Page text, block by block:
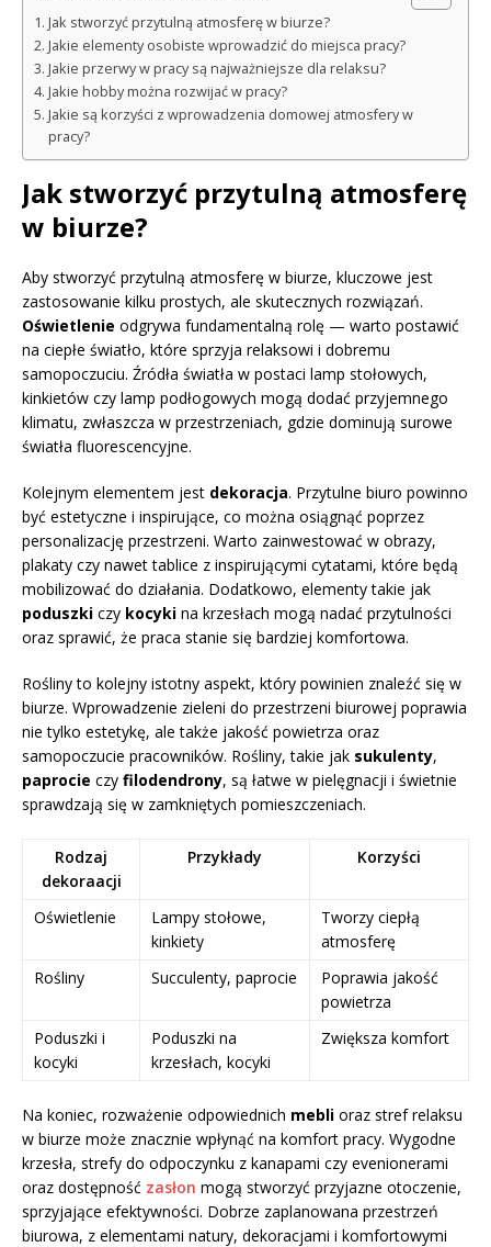
Jak stworzyć przytulną atmosferę w biurze?
Jakie elementy osobiste wprowadzić do miejsca pracy?
Jakie przerwy w pracy są najważniejsze dla relaksu?
Jakie hobby można rozwijać w pracy?
Jakie są korzyści z wprowadzenia domowej atmosfery w
pracy?
Jak stworzyć przytulną atmosferę
w biurze?
Aby stworzyć przytulną atmosferę w biurze, kluczowe jest
zastosowanie kilku prostych, ale skutecznych rozwiązań.
Oświetlenie odgrywa fundamentalną rolę — warto postawić
na ciepłe światło, które sprzyja relaksowi i dobremu
samopoczuciu. Źródła światła w postaci lamp stołowych,
kinkietów czy lamp podłogowych mogą dodać przyjemnego
klimatu, zwłaszcza w przestrzeniach, gdzie dominują surowe
światła fluorescencyjne.
Kolejnym elementem jest dekoracja. Przytulne biuro powinno
być estetyczne i inspirujące, co można osiągnąć poprzez
personalizację przestrzeni. Warto zainwestować w obrazy,
plakaty czy nawet tablice z inspirującymi cytatami, które będą
mobilizować do działania. Dodatkowo, elementy takie jak
poduszki czy kocyki na krzesłach mogą nadać przytulności
oraz sprawić, że praca stanie się bardziej komfortowa.
Rośliny to kolejny istotny aspekt, który powinien znaleźć się w
biurze. Wprowadzenie zieleni do przestrzeni biurowej poprawia
nie tylko estetykę, ale także jakość powietrza oraz
samopoczucie pracowników. Rośliny, takie jak sukulenty,
paprocie czy filodendrony, są łatwe w pielęgnacji i świetnie
sprawdzają się w zamkniętych pomieszczeniach.
Rodzaj
dekoraacji
Przykłady Korzyści
Oświetlenie
Lampy stołowe,
kinkiety
Tworzy ciepłą
atmosferę
Rośliny
Succulenty, paprocie
Poprawia jakość
powietrza
Poduszki i
kocyki
Poduszki na
krzesłach, kocyki
Zwiększa komfort
Na koniec, rozważenie odpowiednich mebli oraz stref relaksu
w biurze może znacznie wpłynąć na komfort pracy. Wygodne
krzesła, strefy do odpoczynku z kanapami czy evenionerami
oraz dostępność zasłon mogą stworzyć przyjazne otoczenie,
sprzyjające efektywności. Dobrze zaplanowana przestrzeń
biurowa, z elementami natury, dekoracjami i komfortowymi